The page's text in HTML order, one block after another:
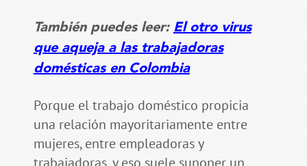
También puedes leer: El otro virus
que aqueja a las trabajadoras
domésticas en Colombia
Porque el trabajo doméstico propicia
una relación mayoritariamente entre
mujeres, entre empleadoras y
trabajadoras, y eso suele suponer un